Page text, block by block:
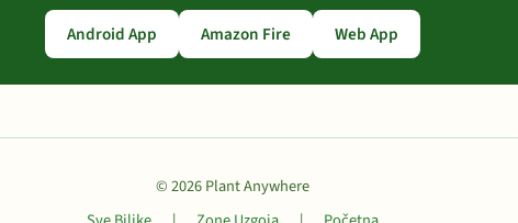
Android App Amazon Fire Web App
© 2026 Plant Anywhere